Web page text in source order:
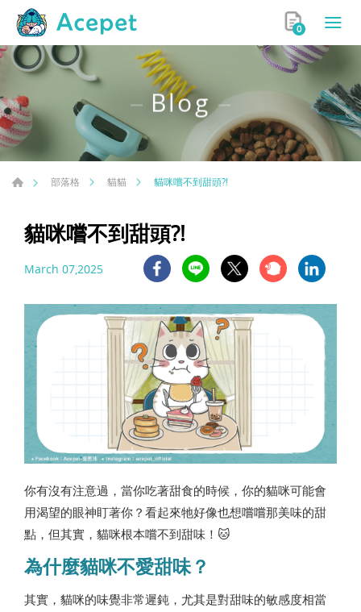
0
Blog
部落格 貓貓 貓咪嚐不到甜頭?!
貓咪嚐不到甜頭?!
March 07,2025
你有沒有注意過，當你吃著甜食的時候，你的貓咪可能會
用渴望的眼神盯著你？看起來牠好像也想嚐嚐那美味的甜
點，但其實，貓咪根本嚐不到甜味！🐱
為什麼貓咪不愛甜味？
其實，貓咪的味覺非常遲鈍，尤其是對甜味的敏感度相當